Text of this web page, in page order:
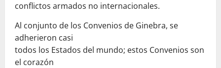
conflictos armados no internacionales.
Al conjunto de los Convenios de Ginebra, se
adherieron casi
todos los Estados del mundo; estos Convenios son
el corazón